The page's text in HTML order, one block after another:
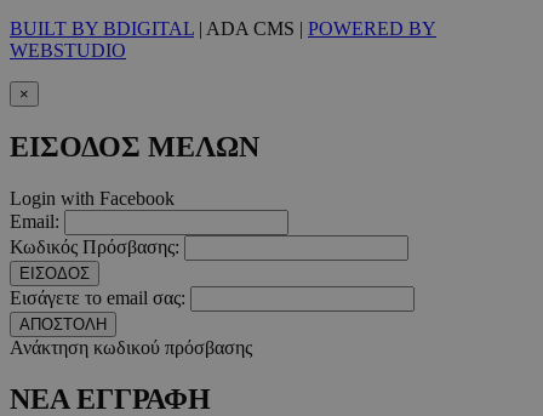
BUILT BY BDIGITAL | ADA CMS | POWERED BY
WEBSTUDIO
×
ΕΙΣΟΔΟΣ ΜΕΛΩΝ
Login with Facebook
Email:
Κωδικός Πρόσβασης:
ΕΙΣΟΔΟΣ
Εισάγετε το email σας:
ΑΠΟΣΤΟΛΗ
Ανάκτηση κωδικού πρόσβασης
ΝΕΑ ΕΓΓΡΑΦΗ
Ονοματεπώνυμο
Προμηθευτής/